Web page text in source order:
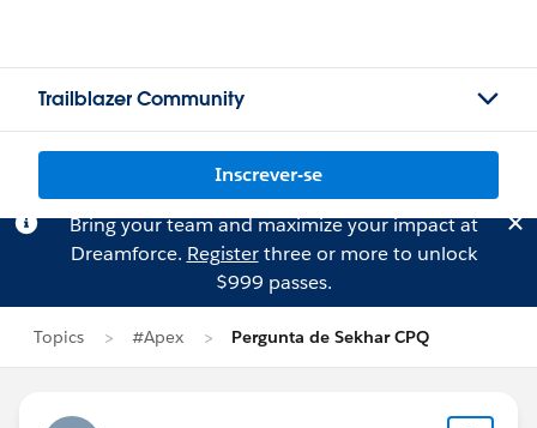
Trailblazer Community
Inscrever-se
Bring your team and maximize your impact at
Dreamforce. Registerthree or more to unlock
$999 passes.
Topics #Apex Pergunta de Sekhar CPQ